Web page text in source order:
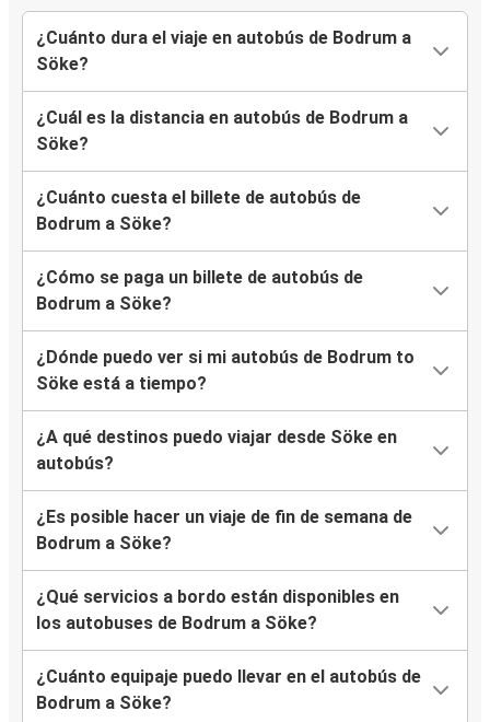
¿Cuánto dura el viaje en autobús de Bodrum a
Söke?
¿Cuál es la distancia en autobús de Bodrum a
Söke?
¿Cuánto cuesta el billete de autobús de
Bodrum a Söke?
¿Cómo se paga un billete de autobús de
Bodrum a Söke?
¿Dónde puedo ver si mi autobús de Bodrum to
Söke está a tiempo?
¿A qué destinos puedo viajar desde Söke en
autobús?
¿Es posible hacer un viaje de fin de semana de
Bodrum a Söke?
¿Qué servicios a bordo están disponibles en
los autobuses de Bodrum a Söke?
¿Cuánto equipaje puedo llevar en el autobús de
Bodrum a Söke?